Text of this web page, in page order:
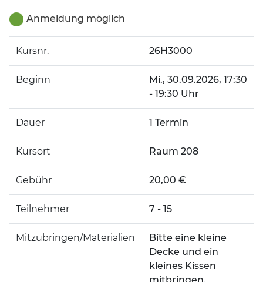
Anmeldung möglich
Kursnr. 26H3000
Beginn Mi., 30.09.2026, 17:30
- 19:30 Uhr
Dauer 1 Termin
Kursort Raum 208
Gebühr 20,00 €
Teilnehmer 7 - 15
Mitzubringen/Materialien
Bitte eine kleine
Decke und ein
kleines Kissen